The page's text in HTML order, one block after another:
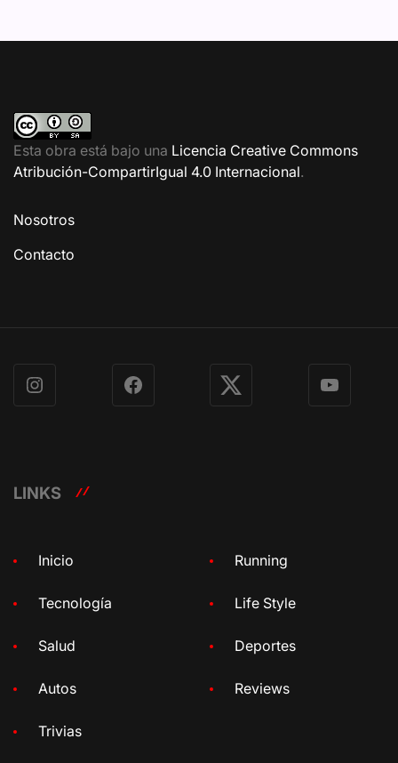
Esta obra está bajo una Licencia Creative Commons
Atribución-CompartirIgual 4.0 Internacional.
Nosotros
Contacto
Instagram Facebook X YouTube
LINKS
Inicio Running
Tecnología Life Style
Salud Deportes
Autos Reviews
Trivias